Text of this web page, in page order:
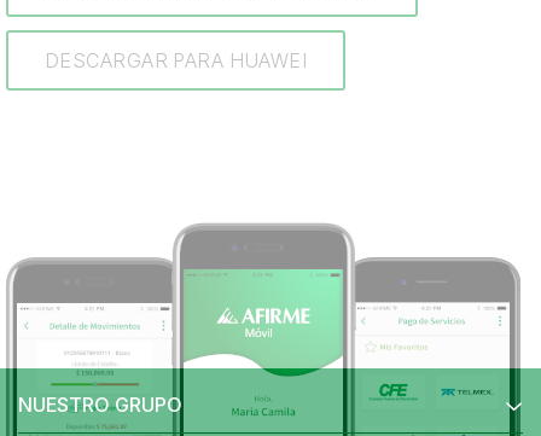
DESCARGAR PARA HUAWEI
NUESTRO GRUPO